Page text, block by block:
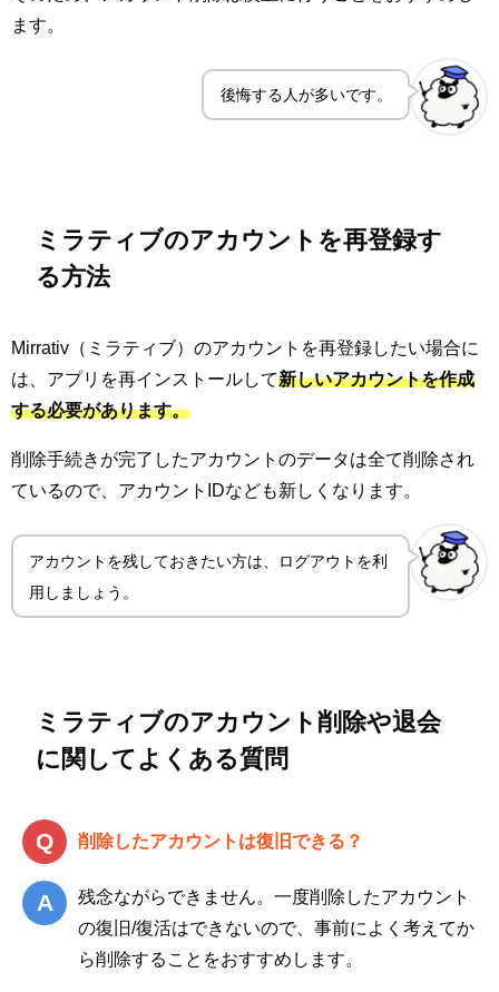
ます。
後悔する人が多いです。
ミラティブのアカウントを再登録す
る方法
Mirrativ（ミラティブ）のアカウントを再登録したい場合に
は、アプリを再インストールして新しいアカウントを作成
する必要があります。
削除手続きが完了したアカウントのデータは全て削除され
ているので、アカウントIDなども新しくなります。
アカウントを残しておきたい方は、ログアウトを利
用しましょう。
ミラティブのアカウント削除や退会
に関してよくある質問
削除したアカウントは復旧できる？
残念ながらできません。一度削除したアカウント
の復旧/復活はできないので、事前によく考えてか
ら削除することをおすすめします。